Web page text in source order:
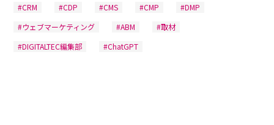
#CRM
#CDP #CMS #CMP
#DMP
#ウェブマーケティング
#ABM
#取材
#DIGITALTEC編集部
#ChatGPT